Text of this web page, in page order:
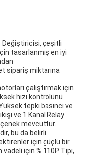
Değiştiricisi, çeşitli
tasarlanmış en iyi
sipariş miktarına
çalıştırmak için
hızı kontrolünü
tepki basıncı ve
ve 1 Kanal Relay
mevcuttur.
bu da belirli
için güçlü bir
için % 110P Tipi,